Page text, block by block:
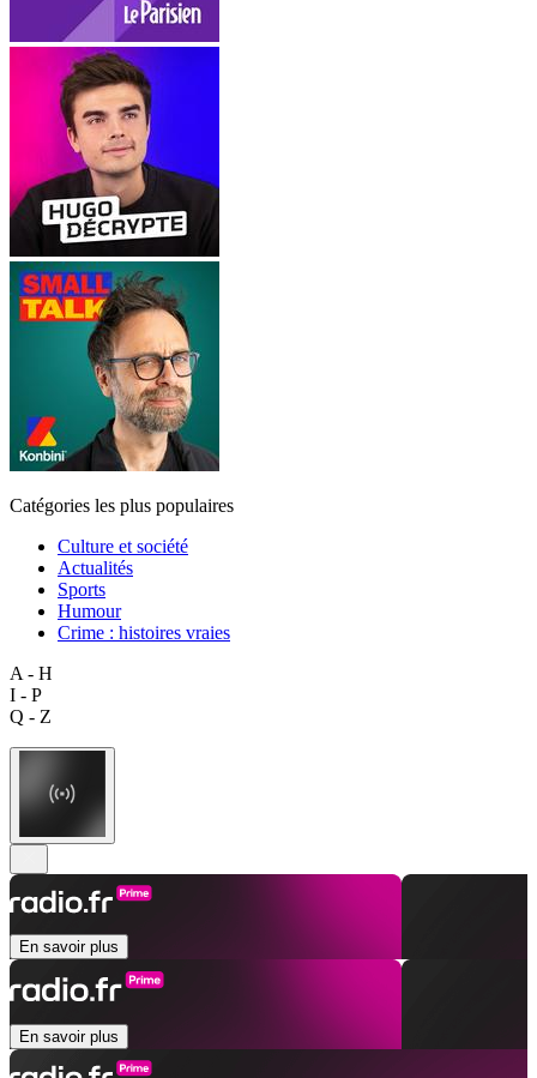
Catégories les plus populaires
Culture et société
Actualités
Sports
Humour
Crime : histoires vraies
A - H
I - P
Q - Z
En savoir plus
En savoir plus